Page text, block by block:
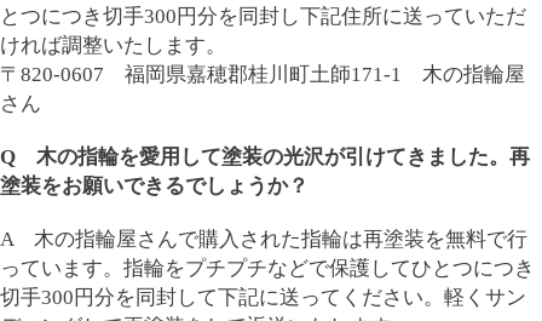
とつにつき切手300円分を同封し下記住所に送っていただ
ければ調整いたします。
〒820-0607 福岡県嘉穂郡桂川町土師171-1 木の指輪屋
さん
Q 木の指輪を愛用して塗装の光沢が引けてきました。再
塗装をお願いできるでしょうか？
A 木の指輪屋さんで購入された指輪は再塗装を無料で行
っています。指輪をプチプチなどで保護してひとつにつき
切手300円分を同封して下記に送ってください。軽くサン